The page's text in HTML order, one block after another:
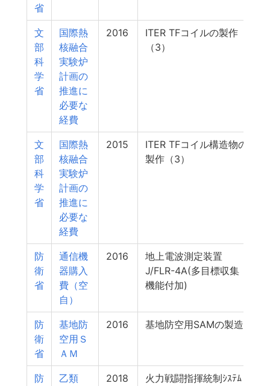
省
文
部
科
学
省
国際熱
核融合
実験炉
計画の
推進に
必要な
経費
2016
ITER TFコイルの製作
（3）
文
部
科
学
省
国際熱
核融合
実験炉
計画の
推進に
必要な
経費
2015
ITER TFコイル構造物の
製作（3）
防
衛
省
通信機
器購入
費（空
自）
2016
地上電波測定装置
J/FLR-4A(多目標収集
機能付加)
防
衛
省
基地防
空用Ｓ
ＡＭ
2016 基地防空用SAMの製造
防
乙類
2018 火力戦闘指揮統制ｼｽﾃﾑ